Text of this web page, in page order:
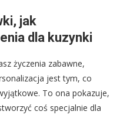
jak
dla kuzynki
życzenia zabawne,
jest tym, co
To ona pokazuje,
coś specjalnie dla